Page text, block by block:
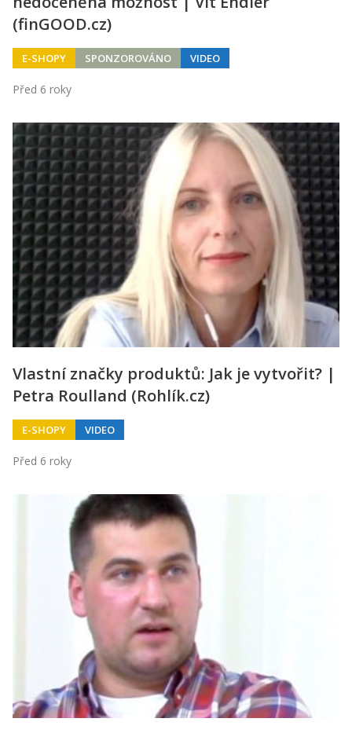
(finGOOD.cz)
E-SHOPY SPONZOROVÁNO VIDEO
Před 6 roky
Vlastní značky produktů: Jak je vytvořit? |
Petra Roulland (Rohlík.cz)
E-SHOPY VIDEO
Před 6 roky